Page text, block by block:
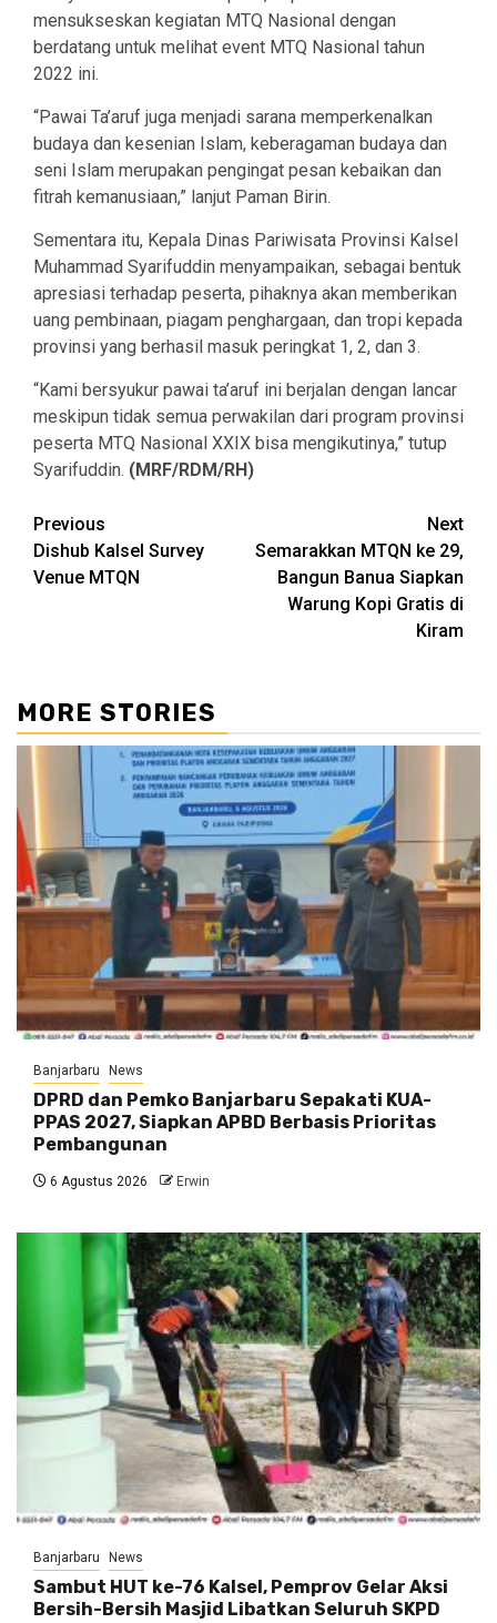
mensukseskan kegiatan MTQ Nasional dengan
berdatang untuk melihat event MTQ Nasional tahun
2022 ini.
“Pawai Ta’aruf juga menjadi sarana memperkenalkan
budaya dan kesenian Islam, keberagaman budaya dan
seni Islam merupakan pengingat pesan kebaikan dan
fitrah kemanusiaan,” lanjut Paman Birin.
Sementara itu, Kepala Dinas Pariwisata Provinsi Kalsel
Muhammad Syarifuddin menyampaikan, sebagai bentuk
apresiasi terhadap peserta, pihaknya akan memberikan
uang pembinaan, piagam penghargaan, dan tropi kepada
provinsi yang berhasil masuk peringkat 1, 2, dan 3.
“Kami bersyukur pawai ta’aruf ini berjalan dengan lancar
meskipun tidak semua perwakilan dari program provinsi
peserta MTQ Nasional XXIX bisa mengikutinya,” tutup
Syarifuddin. (MRF/RDM/RH)
Continue
Reading
Previous
Dishub Kalsel Survey
Venue MTQN
Next
Semarakkan MTQN ke 29,
Bangun Banua Siapkan
Warung Kopi Gratis di
Kiram
MORE STORIES
Banjarbaru News
DPRD dan Pemko Banjarbaru Sepakati KUA-
PPAS 2027, Siapkan APBD Berbasis Prioritas
Pembangunan
6 Agustus 2026 Erwin
Banjarbaru News
Sambut HUT ke-76 Kalsel, Pemprov Gelar Aksi
Bersih-Bersih Masjid Libatkan Seluruh SKPD